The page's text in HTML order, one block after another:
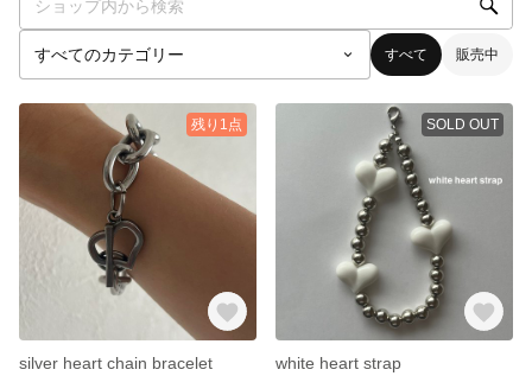
すべて 販売中
残り1点
silver heart chain bracelet
SOLD OUT
white heart strap